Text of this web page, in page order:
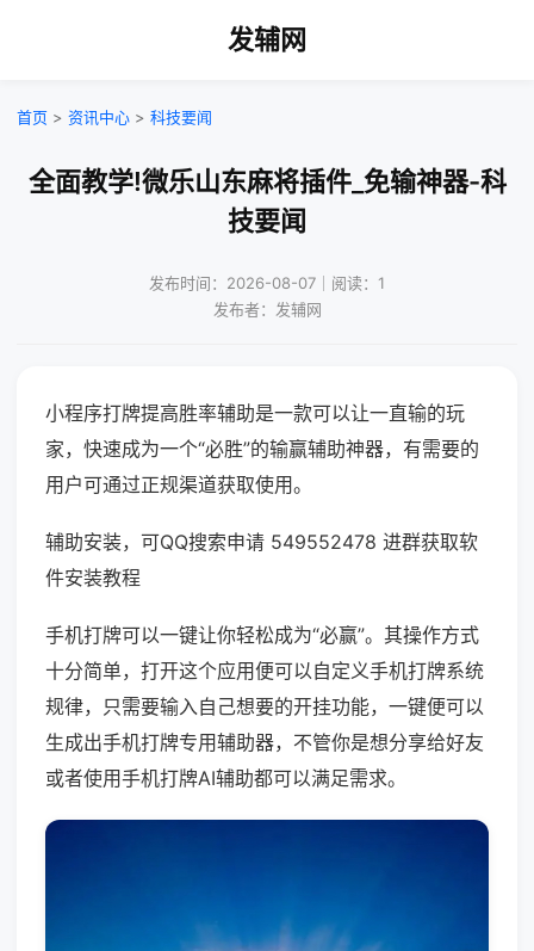
发辅网
首页 > 资讯中心 > 科技要闻
全面教学!微乐山东麻将插件_免输神器-科
技要闻
发布时间：2026-08-07｜阅读：1
发布者：发辅网
小程序打牌提高胜率辅助是一款可以让一直输的玩
家，快速成为一个“必胜”的输赢辅助神器，有需要的
用户可通过正规渠道获取使用。
辅助安装，可QQ搜索申请 549552478 进群获取软
件安装教程
手机打牌可以一键让你轻松成为“必赢”。其操作方式
十分简单，打开这个应用便可以自定义手机打牌系统
规律，只需要输入自己想要的开挂功能，一键便可以
生成出手机打牌专用辅助器，不管你是想分享给好友
或者使用手机打牌AI辅助都可以满足需求。